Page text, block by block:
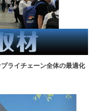
ライチェーン全体の最適化